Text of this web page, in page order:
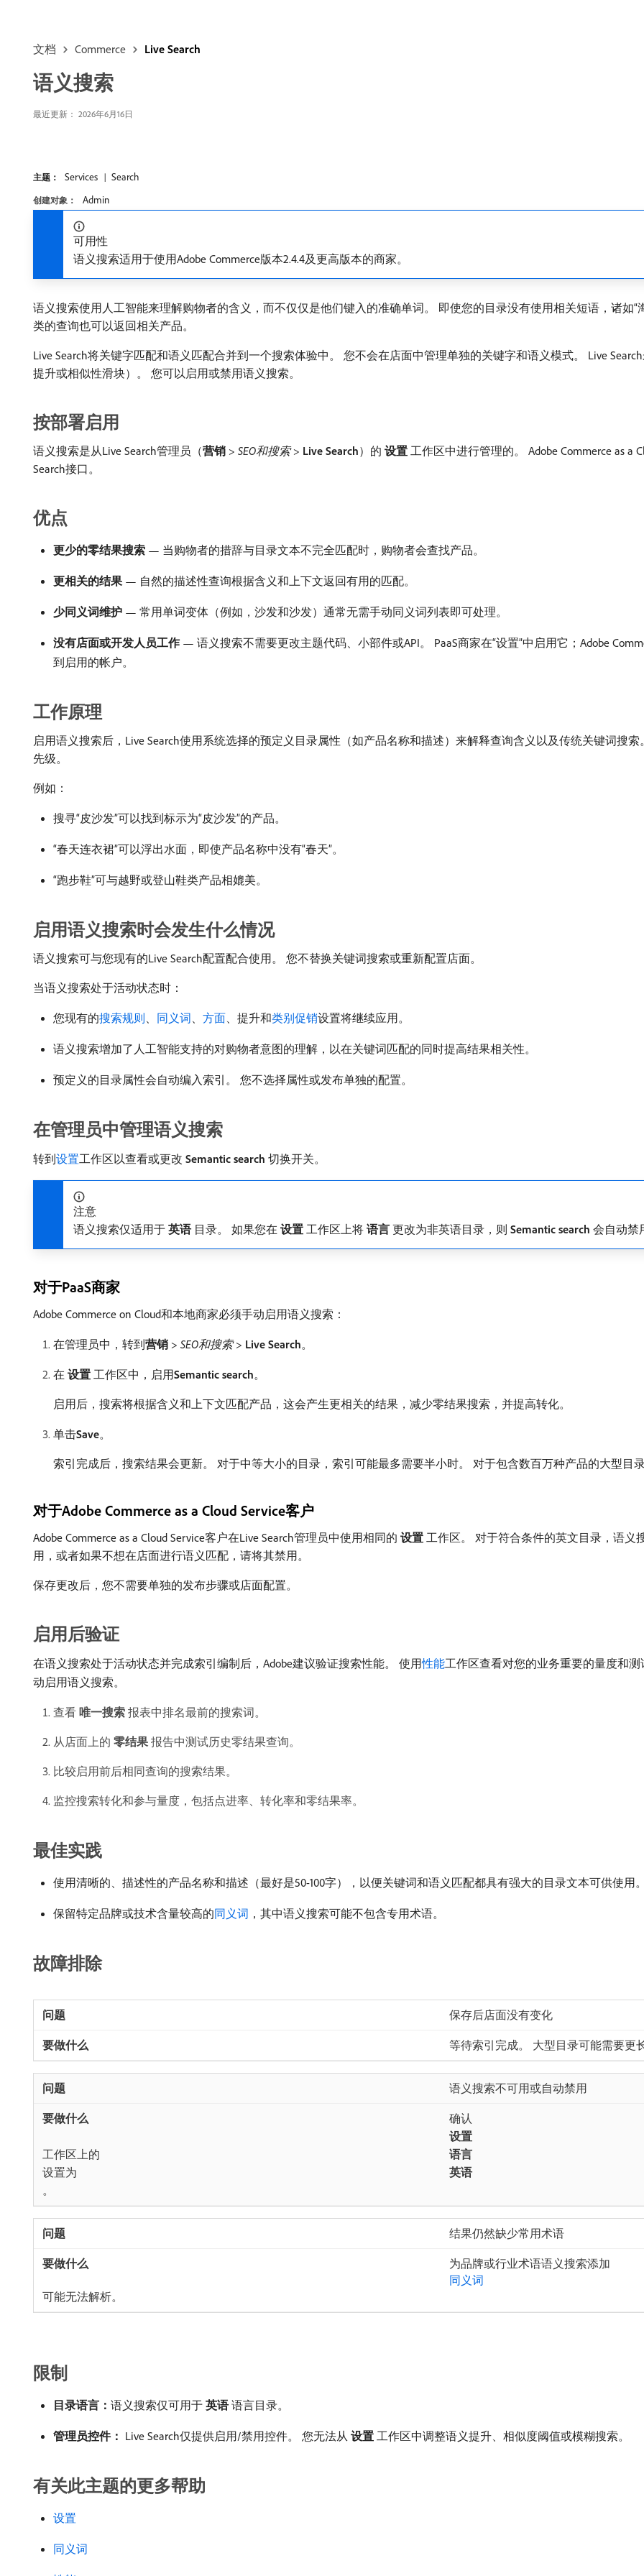
文档 Commerce Live Search
语义搜索
最近更新： 2026年6月16日
主题： Services Search
创建对象： Admin
可用性
语义搜索适用于使用Adobe Commerce版本2.4.4及更高版本的商家。
语义搜索使用人工智能来理解购物者的含义，而不仅仅是他们键入的准确单词。 即使您的目录没有使用相关短语，诸如“
类的查询也可以返回相关产品。
Live Search将关键字匹配和语义匹配合并到一个搜索体验中。 您不会在店面中管理单独的关键字和语义模式。 Live
提升或相似性滑块）。 您可以启用或禁用语义搜索。
按部署启用
语义搜索是从Live Search管理员（营销 > SEO和搜索> Live Search）的​ 设置 工作区中进行管理的。 Adobe Commerce as a
Search接口。
优点
更少的零结果搜索 — 当购物者的措辞与目录文本不完全匹配时，购物者会查找产品。
更相关的结果 — 自然的描述性查询根据含义和上下文返回有用的匹配。
少同义词维护 — 常用单词变体（例如，沙发和沙发）通常无需手动同义词列表即可处理。
没有店面或开发人员工作— 语义搜索不需要更改主题代码、小部件或API。 PaaS商家在“设置”中启用它；Adobe
到启用的帐户。
工作原理
启用语义搜索后，Live Search使用系统选择的预定义目录属性（如产品名称和描述）来解释查询含义以及传统关键词搜
先级。
例如：
搜寻“皮沙发”可以找到标示为“皮沙发”的产品。
“春天连衣裙”可以浮出水面，即使产品名称中没有“春天”。
“跑步鞋”可与越野或登山鞋类产品相媲美。
启用语义搜索时会发生什么情况
语义搜索可与您现有的Live Search配置配合使用。 您不替换关键词搜索或重新配置店面。
当语义搜索处于活动状态时：
您现有的搜索规则、 同义词、 方面、提升和类别促销设置将继续应用。
语义搜索增加了人工智能支持的对购物者意图的理解，以在关键词匹配的同时提高结果相关性。
预定义的目录属性会自动编入索引。 您不选择属性或发布单独的配置。
在管理员中管理语义搜索
转到设置工作区以查看或更改​ Semantic search ​切换开关。
注意
语义搜索仅适用于​ 英语​目录。 如果您在​ 设置 ​工作区上将​ 语言 ​更改为非英语目录，则​ Semantic search 会自动禁
对于PaaS商家
Adobe Commerce on Cloud和本地商家必须手动启用语义搜索：
在管理员中，转到​营销 > SEO和搜索> Live Search。
在​ 设置 ​工作区中，启用​Semantic search。
启用后，搜索将根据含义和上下文匹配产品，这会产生更相关的结果，减少零结果搜索，并提高转化。
单击​Save。
索引完成后，搜索结果会更新。 对于中等大小的目录，索引可能最多需要半小时。 对于包含数百万种产品的大型目
对于Adobe Commerce as a Cloud Service客户
Adobe Commerce as a Cloud Service客户在Live Search管理员中使用相同的​ 设置 工作区。 对于符合条件的英文目录，语义
用，或者如果不想在店面进行语义匹配，请将其禁用。
保存更改后，您不需要单独的发布步骤或店面配置。
启用后验证
在语义搜索处于活动状态并完成索引编制后，Adobe建议验证搜索性能。 使用性能工作区查看对您的业务重要的量度和
动启用语义搜索。
查看​ 唯一搜索 ​报表中排名最前的搜索词。
从店面上的​ 零结果 ​报告中测试历史零结果查询。
比较启用前后相同查询的搜索结果。
监控搜索转化和参与量度，包括点进率、转化率和零结果率。
最佳实践
使用清晰的、描述性的产品名称和描述（最好是50-100字），以便关键词和语义匹配都具有强大的目录文本可供使用
保留特定品牌或技术含量较高的同义词 ，其中语义搜索可能不包含专用术语。
故障排除
保存后店面没有变化
等待索引完成。 大型目录可能需要更
语义搜索不可用或自动禁用
确认​
设置
​工作区上的​
语言
​设置为​
英语
。
结果仍然缺少常用术语
为品牌或行业术语语义搜索添加
同义词
可能无法解析。
限制
目录语言： ​语义搜索仅可用于​ 英语​语言目录。
管理员控件： Live Search仅提供启用/禁用控件。 您无法从​ 设置 ​工作区中调整语义提升、相似度阈值或模糊搜索。
有关此主题的更多帮助
设置
同义词